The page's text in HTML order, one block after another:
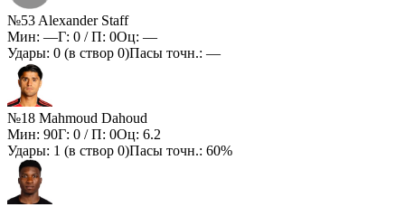
№53 Alexander Staff
Мин: —Г: 0 / П: 0Оц: —
Удары: 0 (в створ 0)Пасы точн.: —
№18 Mahmoud Dahoud
Мин: 90Г: 0 / П: 0Оц: 6.2
Удары: 1 (в створ 0)Пасы точн.: 60%